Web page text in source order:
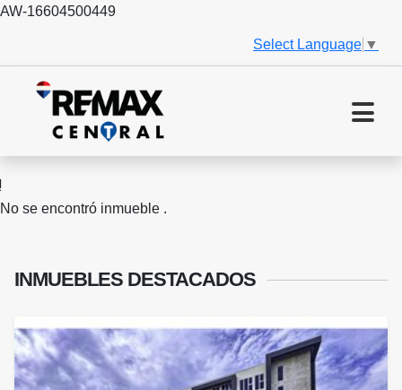
AW-16604500449
Select Language ▼
No se encontró inmueble .
INMUEBLES DESTACADOS